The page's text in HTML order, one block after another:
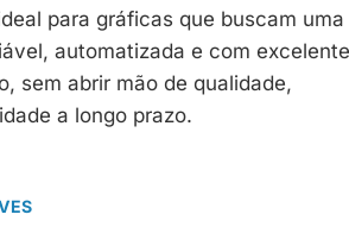
para gráficas que buscam uma
automatizada e com
sem abrir mão de qualidade,
a longo prazo.